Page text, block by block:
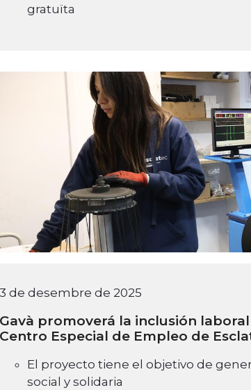
gratuïta
3 de desembre de 2025
Gavà promoverá la inclusión
Centro Especial de Empleo de
El proyecto tiene el objetivo de
social y solidaria